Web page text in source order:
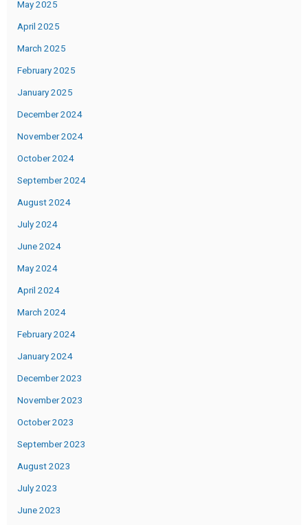
May 2025
April 2025
March 2025
February 2025
January 2025
December 2024
November 2024
October 2024
September 2024
August 2024
July 2024
June 2024
May 2024
April 2024
March 2024
February 2024
January 2024
December 2023
November 2023
October 2023
September 2023
August 2023
July 2023
June 2023